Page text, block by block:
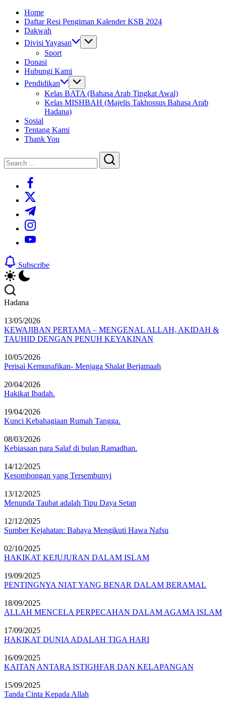
Home
Daftar Resi Pengiman Kalender KSB 2024
Dakwah
Divisi Yayasan
Sport
Donasi
Hubungi Kami
Pendidikan
Kelas BATA (Bahasa Arab Tingkat Awal)
Kelas MISHBAH (Majelis Takhossus Bahasa Arab
Hadana)
Sosial
Tentang Kami
Thank You
Search
Search
https://www.facebook.com/
https://twitter.com/
https://t.me/
https://www.instagram.com/
https://youtube.com/
Subscribe
Hadana
13/05/2026
KEWAJIBAN PERTAMA – MENGENAL ALLAH, AKIDAH &
TAUHID DENGAN PENUH KEYAKINAN
10/05/2026
Perisai Kemunafikan- Menjaga Shalat Berjamaah
20/04/2026
Hakikat Ibadah.
19/04/2026
Kunci Kebahagiaan Rumah Tangga.
08/03/2026
Kebiasaan para Salaf di bulan Ramadhan.
14/12/2025
Kesombongan yang Tersembunyi
13/12/2025
Menunda Taubat adalah Tipu Daya Setan
12/12/2025
Sumber Kejahatan: Bahaya Mengikuti Hawa Nafsu
02/10/2025
HAKIKAT KEJUJURAN DALAM ISLAM
19/09/2025
PENTINGNYA NIAT YANG BENAR DALAM BERAMAL
18/09/2025
ALLAH MENCELA PERPECAHAN DALAM AGAMA ISLAM
17/09/2025
HAKIKAT DUNIA ADALAH TIGA HARI
16/09/2025
KAITAN ANTARA ISTIGHFAR DAN KELAPANGAN
15/09/2025
Tanda Cinta Kepada Allah